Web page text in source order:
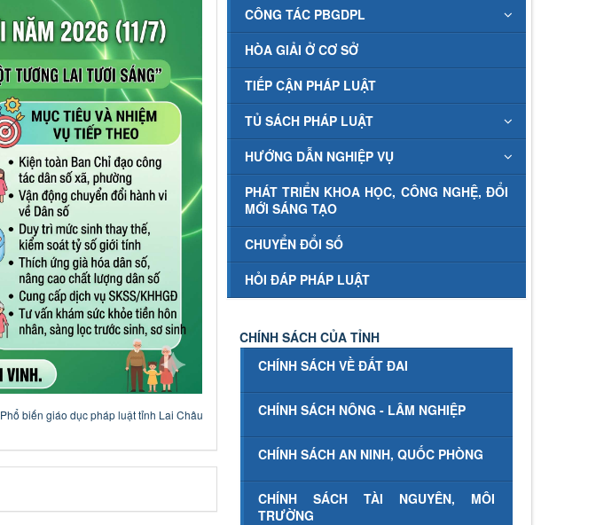
Phổ biến giáo dục pháp luật tỉnh Lai Châu
CÔNG TÁC PBGDPL
HÒA GIẢI Ở CƠ SỞ
TIẾP CẬN PHÁP LUẬT
TỦ SÁCH PHÁP LUẬT
HƯỚNG DẪN NGHIỆP VỤ
PHÁT TRIỂN KHOA HỌC, CÔNG NGHỆ, ĐỔI
MỚI SÁNG TẠO
CHUYỂN ĐỔI SỐ
HỎI ĐÁP PHÁP LUẬT
CHÍNH SÁCH CỦA TỈNH
CHÍNH SÁCH VỀ ĐẤT ĐAI
CHÍNH SÁCH NÔNG - LÂM NGHIỆP
CHÍNH SÁCH AN NINH, QUỐC PHÒNG
CHÍNH SÁCH TÀI NGUYÊN, MÔI
TRƯỜNG